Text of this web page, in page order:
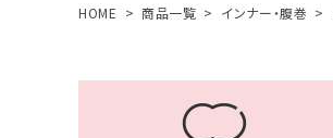
お気に入り
HOME 商品一覧 インナー・腹巻